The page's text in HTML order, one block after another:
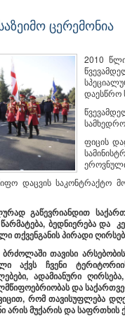
ცერემონია
2010
დაესწრო
ფიცის
დაცვის საკონტრაქტო
გაწევრიანდით
წარმატება, ბედნიერებადა
თქვენგანისპირადი
ბრძოლაში თავისი
აქვსჩვენი
, ადამიანური ღირსება
და
, რომთავისუფლება
არისმუქარისდასაფრთხის